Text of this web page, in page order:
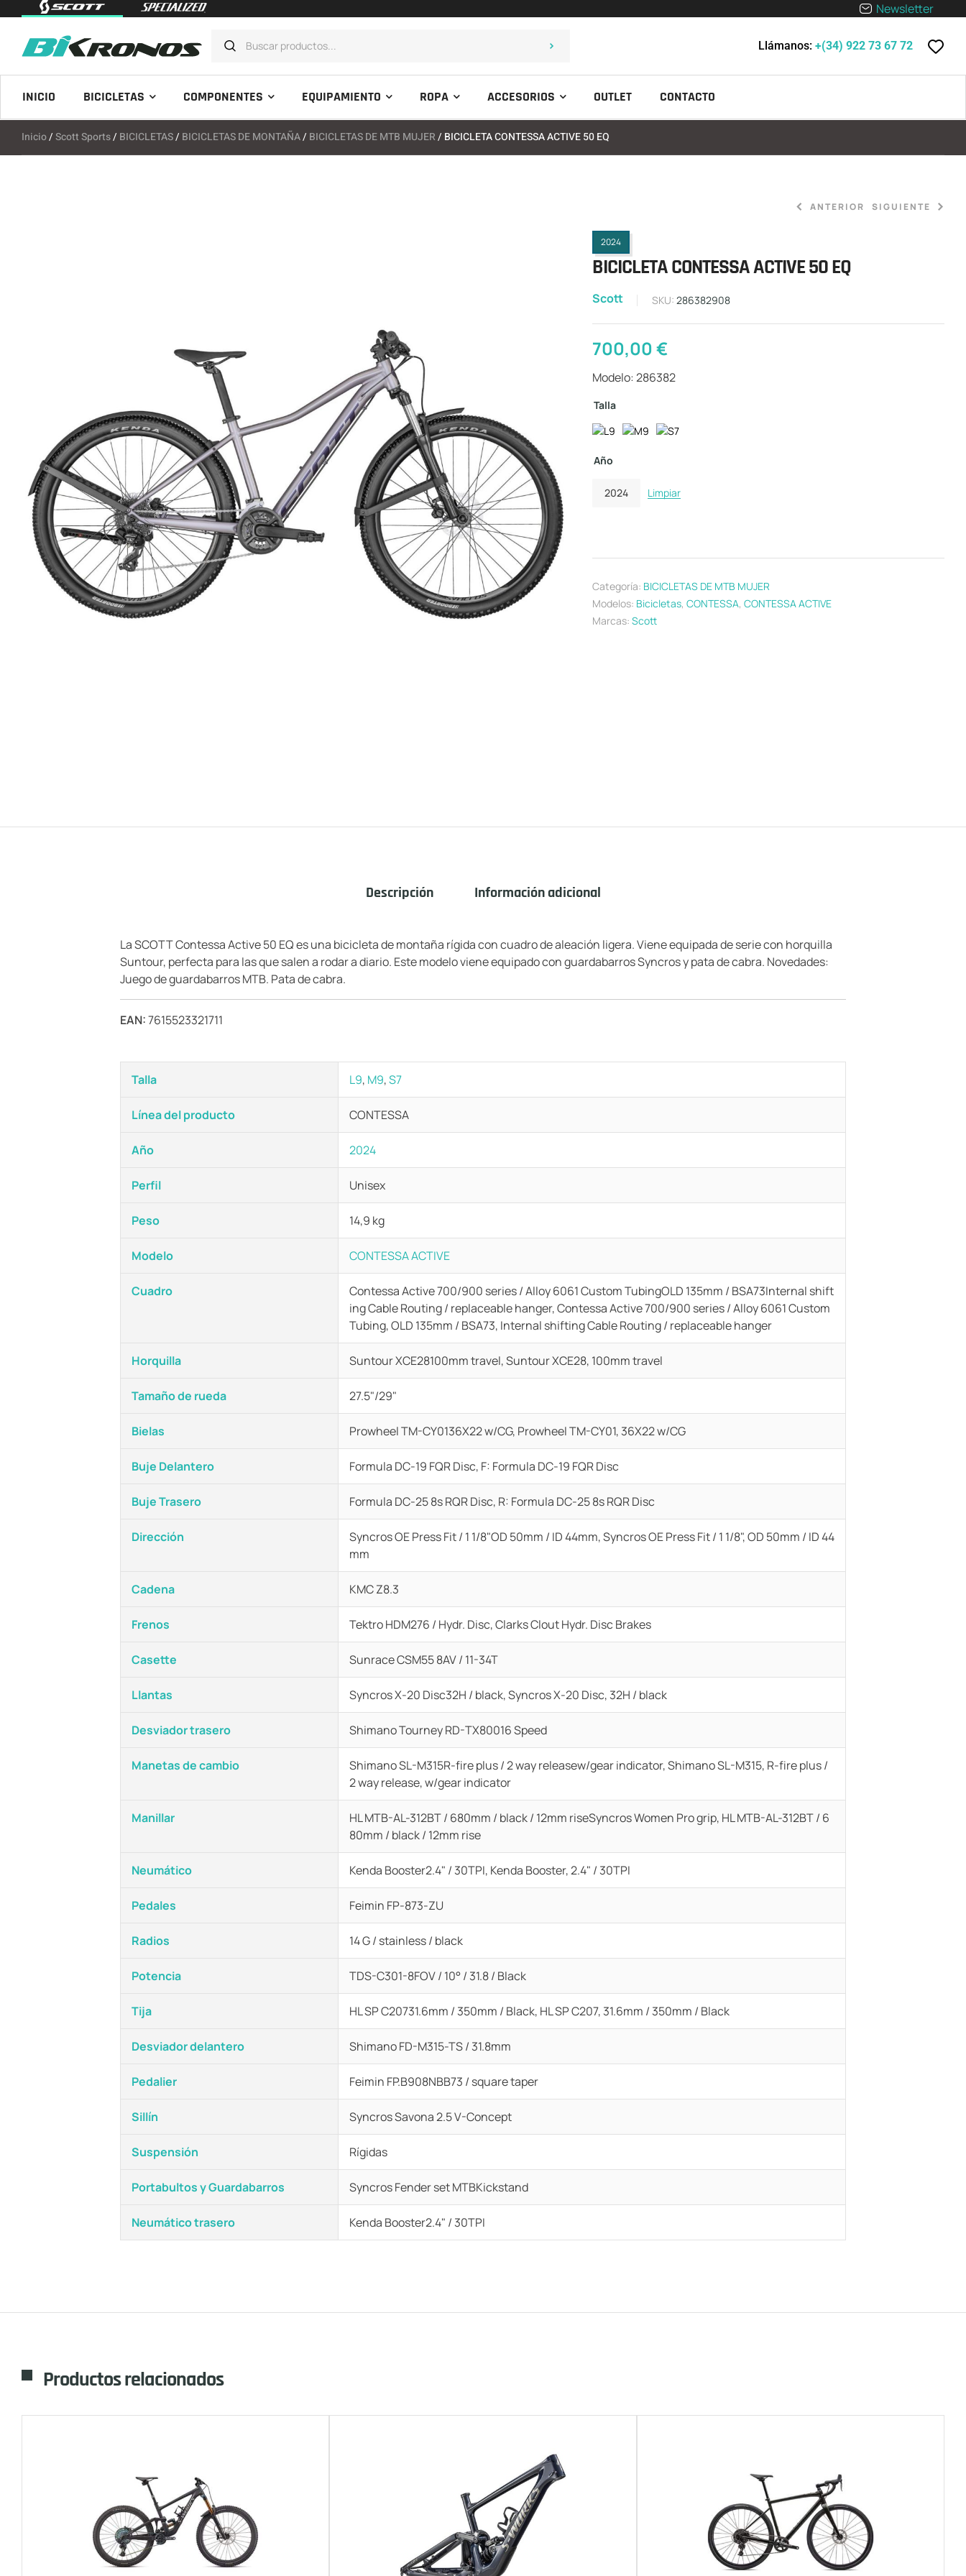
Newsletter
Llámanos: +(34) 922 73 67 72
INICIO BICICLETAS COMPONENTES EQUIPAMIENTO ROPA ACCESORIOS OUTLET CONTACTO
Inicio/Scott Sports/ BICICLETAS/ BICICLETAS DE MONTAÑA/ BICICLETAS DE MTB MUJER/ BICICLETA CONTESSA ACTIVE 50 EQ
ANTERIOR
999,00
SIGUIENTE
699,00
2024
BICICLETA CONTESSA ACTIVE 50 EQ
Scott SKU: 286382908
700,00€
Modelo: 286382
Talla
Año
2024 Limpiar
Categoría: BICICLETAS DE MTB MUJER
Modelos: Bicicletas, CONTESSA, CONTESSA ACTIVE
Marcas: Scott
Descripción Información adicional
La SCOTT Contessa Active 50 EQ es una bicicleta de montaña rígida con cuadro de aleación ligera. Viene equipada de serie con horquilla
Suntour, perfecta para las que salen a rodar a diario. Este modelo viene equipado con guardabarros Syncros y pata de cabra. Novedades:
Juego de guardabarros MTB. Pata de cabra.
EAN:7615523321711
Talla L9, M9,S7
Línea del producto CONTESSA
Año 2024
Perfil Unisex
Peso 14,9 kg
Modelo CONTESSA ACTIVE
Cuadro
Contessa Active 700/900 series / Alloy 6061 Custom TubingOLD 135mm / BSA73Internal shift
ing Cable Routing / replaceable hanger, Contessa Active 700/900 series / Alloy 6061 Custom
Tubing, OLD 135mm / BSA73, Internal shifting Cable Routing / replaceable hanger
Horquilla Suntour XCE28100mm travel, Suntour XCE28, 100mm travel
Tamaño de rueda 27.5"/29"
Bielas Prowheel TM-CY0136X22 w/CG, Prowheel TM-CY01, 36X22 w/CG
Buje Delantero Formula DC-19 FQR Disc, F: Formula DC-19 FQR Disc
Buje Trasero Formula DC-25 8s RQR Disc, R: Formula DC-25 8s RQR Disc
Dirección
Syncros OE Press Fit / 1 1/8"OD 50mm / ID 44mm, Syncros OE Press Fit / 1 1/8", OD 50mm / ID 44
mm
Cadena KMC Z8.3
Frenos Tektro HDM276 / Hydr. Disc, Clarks Clout Hydr. Disc Brakes
Casette Sunrace CSM55 8AV / 11-34T
Llantas Syncros X-20 Disc32H / black, Syncros X-20 Disc, 32H / black
Desviador trasero Shimano Tourney RD-TX80016 Speed
Manetas de cambio
Shimano SL-M315R-fire plus / 2 way releasew/gear indicator, Shimano SL-M315, R-fire plus /
2 way release, w/gear indicator
Manillar
HL MTB-AL-312BT / 680mm / black / 12mm riseSyncros Women Pro grip, HL MTB-AL-312BT / 6
80mm / black / 12mm rise
Neumático Kenda Booster2.4" / 30TPI, Kenda Booster, 2.4" / 30TPI
Pedales Feimin FP-873-ZU
Radios 14 G / stainless / black
Potencia TDS-C301-8FOV / 10° / 31.8 / Black
Tija HL SP C20731.6mm / 350mm / Black, HL SP C207, 31.6mm / 350mm / Black
Desviador delantero Shimano FD-M315-TS / 31.8mm
Pedalier Feimin FP.B908NBB73 / square taper
Sillín Syncros Savona 2.5 V-Concept
Suspensión Rígidas
Portabultos y Guardabarros Syncros Fender set MTBKickstand
Neumático trasero Kenda Booster2.4" / 30TPI
Productos relacionados